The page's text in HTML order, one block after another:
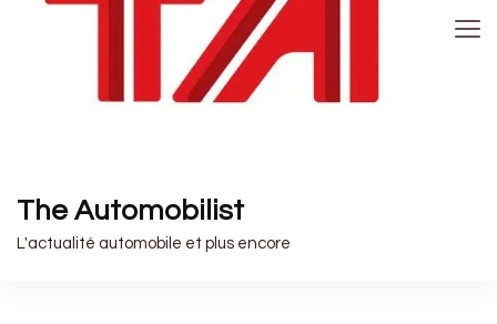
The Automobilist
L'actualité automobile et plus encore